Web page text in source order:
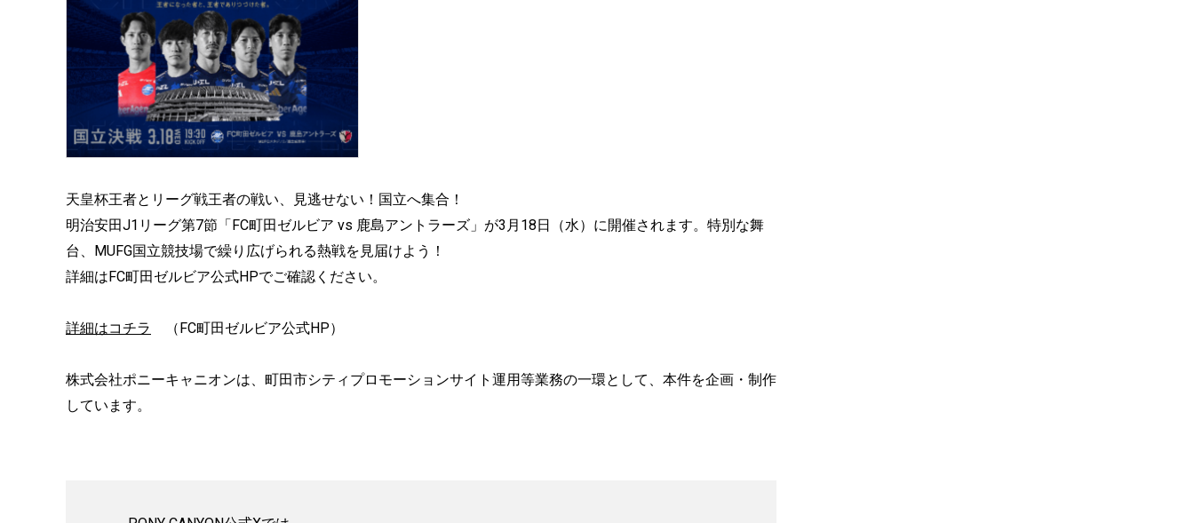
天皇杯王者とリーグ戦王者の戦い、見逃せない！国立へ集合！
明治安田J1リーグ第7節「FC町田ゼルビア vs 鹿島アントラーズ」が3月18日（水）に開催されます。特別な舞
台、MUFG国立競技場で繰り広げられる熱戦を見届けよう！
詳細はFC町田ゼルビア公式HPでご確認ください。
詳細はコチラ （FC町田ゼルビア公式HP）
株式会社ポニーキャニオンは、町田市シティプロモーションサイト運用等業務の一環として、本件を企画・制作
しています。